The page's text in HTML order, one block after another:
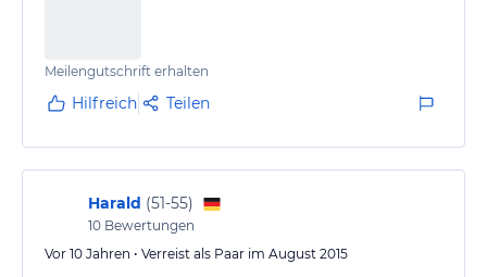
Meilengutschrift erhalten
Hilfreich Teilen
Harald (51-55)
10 Bewertungen
Vor 10 Jahren • Verreist als Paar im August 2015